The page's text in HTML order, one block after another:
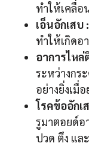
ทำให้เคลื่อ
เอ็นอักเสบ :
ทำให้เกิดอ
อาการไหล่
ระหว่างกร
อย่างยิ่งเมื่
โรคข้ออักเ
รูมาตอยด์อ
ปวด ตึง แล